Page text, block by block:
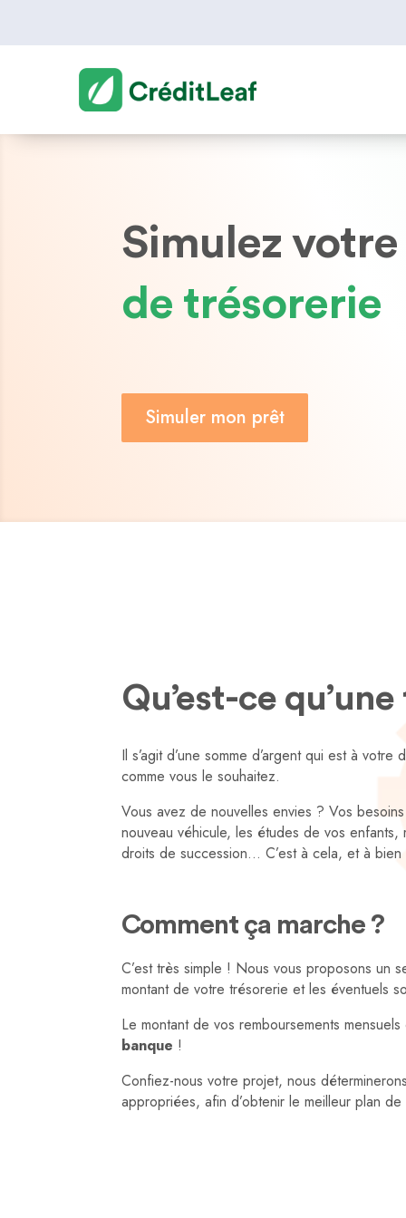
Simulez
de trésorerie
Simuler mon prêt
Qu’est-ce
Il s’agit d’une somme d’argent qui est à
comme vous le souhaitez.
Vous avez de nouvelles envies ? Vos
nouveau véhicule, les études de vos
droits de succession… C’est à cela, et à
Comment ça marche ?
C’est très simple ! Nous vous proposons un
montant de votre trésorerie et les éventuels
Le montant de vos remboursements
banque !
Confiez-nous votre projet, nous
appropriées, afin d’obtenir le meilleur plan